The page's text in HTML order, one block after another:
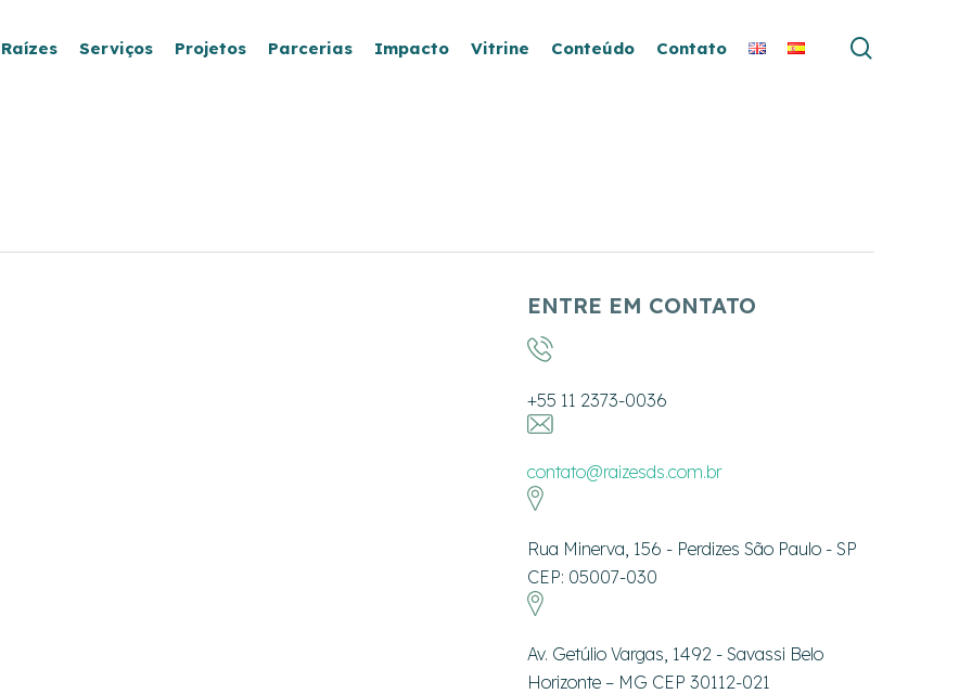
Serviços Projetos Parcerias Impacto Vitrine Conteúdo Contato
ENTRE EM CONTATO
+55 11 2373-0036
contato@raizesds.com.br
Rua Minerva, 156 - Perdizes São Paulo - SP
CEP: 05007-030
Av. Getúlio Vargas, 1492 - Savassi Belo
Horizonte – MG CEP 30112-021